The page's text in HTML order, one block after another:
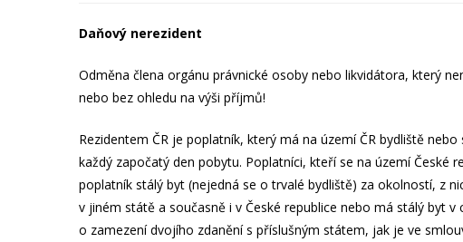
Daňový nerezident
Odměna člena orgánu právnické osoby nebo likvidátora, který
nebo bez ohledu na výši příjmů!
Rezidentem ČR je poplatník, který má na území ČR bydliště
každý započatý den pobytu. Poplatníci, kteří se na území České
poplatník stálý byt (nejedná se o trvalé bydliště) za okolností, z
v jiném státě a současně i v České republice nebo má stálý byt
o zamezení dvojího zdanění s příslušným státem, jak je ve